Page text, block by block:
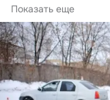
1. Экзамен по теории
- Сдается с
автошколе.
Показать еще